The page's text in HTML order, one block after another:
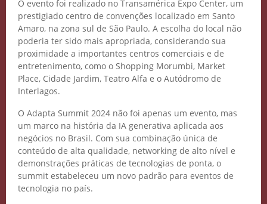
O evento foi realizado no Transamérica Expo Center, um
prestigiado centro de convenções localizado em Santo
Amaro, na zona sul de São Paulo. A escolha do local não
poderia ter sido mais apropriada, considerando sua
proximidade a importantes centros comerciais e de
entretenimento, como o Shopping Morumbi, Market
Place, Cidade Jardim, Teatro Alfa e o Autódromo de
Interlagos.
O Adapta Summit 2024 não foi apenas um evento, mas
um marco na história da IA generativa aplicada aos
negócios no Brasil. Com sua combinação única de
conteúdo de alta qualidade, networking de alto nível e
demonstrações práticas de tecnologias de ponta, o
summit estabeleceu um novo padrão para eventos de
tecnologia no país.